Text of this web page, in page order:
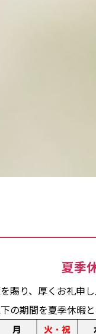
夏季
賜り、厚くお礼申し
の期間を夏季休暇と